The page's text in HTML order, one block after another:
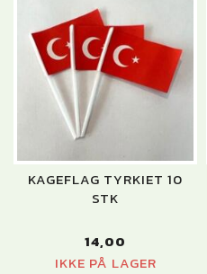
KAGEFLAG TYRKIET 10
STK
14,00
IKKE PÅ LAGER